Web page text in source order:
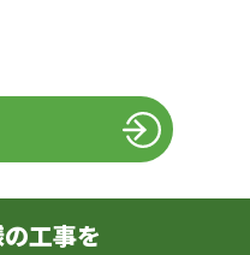
工事を